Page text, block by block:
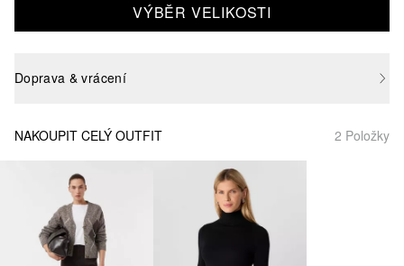
VÝBĚR VELIKOSTI
Doprava & vrácení
NAKOUPIT CELÝ OUTFIT 2 Položky